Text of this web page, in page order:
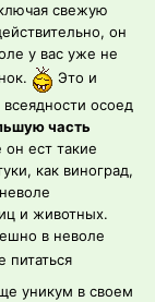
свежую
он
у вас уже не
Это и
осоед
часть
ест такие
как виноград,
и животных.
в неволе
питаться
уникум в своем